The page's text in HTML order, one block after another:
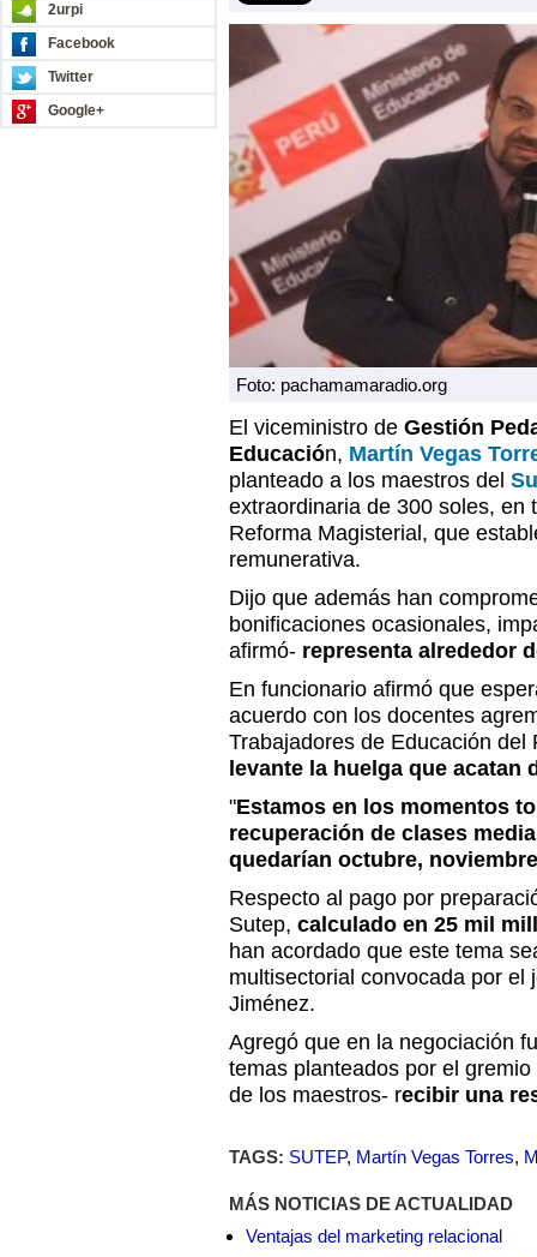
2urpi
Facebook
Twitter
Google+
Foto: pachamamaradio.org
El viceministro de Gestión
Educación, Martín Vegas
planteado a los maestros del
extraordinaria de 300 soles, en
Reforma Magisterial, que
remunerativa.
Dijo que además han
bonificaciones ocasionales,
afirmó- representa alrededor
En funcionario afirmó que
acuerdo con los docentes
Trabajadores de Educación
levante la huelga que acatan
"Estamos en los momentos
recuperación de clases
quedarían octubre,
Respecto al pago por
Sutep, calculado en 25 mil
han acordado que este tema
multisectorial convocada por el
Jiménez.
Agregó que en la negociación
temas planteados por el
de los maestros- recibir una
TAGS: SUTEP, Martín Vegas Torres,
MÁS NOTICIAS DE ACTUALIDAD
Ventajas del marketing relacional